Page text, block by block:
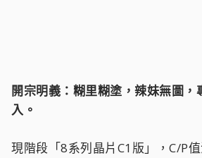
開宗明義：糊里糊塗，辣妹無圖，
入。
現階段「8系列晶片C1版」，C/P